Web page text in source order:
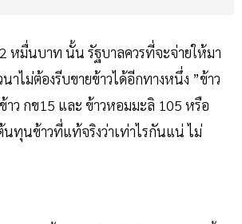
หมื่นบาท นั้น รัฐบาลควรที่จะจ่ายให้มา
ไม่ต้องรีบขายข้าวได้อีกทางหนึ่ง ”ข้าว
ว กข15 และ ข้าวหอมมะลิ 105 หรือ
ทุนข้าวที่แท้จริงว่าเท่าไรกันแน่ ไม่